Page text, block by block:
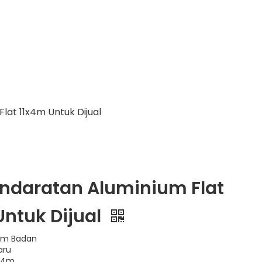
11x4m Untuk Dijual
Aluminium Flat
Dijual
Badan